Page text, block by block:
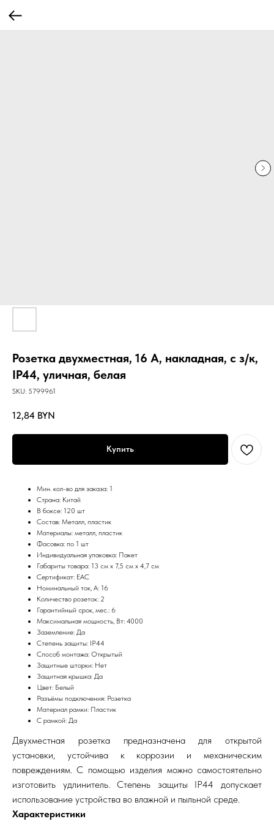
Розетка двухместная, 16 А, накладная, с з/к,
IP44, уличная, белая
SKU: 5799961
12,84 BYN
Купить
Мин. кол-во для заказа: 1
Страна: Китай
В боксе: 120 шт
Состав: Металл, пластик
Материалы: металл, пластик
Фасовка: по 1 шт
Индивидуальная упаковка: Пакет
Габариты товара: 13 см x 7,5 см x 4,7 см
Сертификат: ЕАС
Номинальный ток, А: 16
Количество розеток: 2
Гарантийный срок, мес.: 6
Максимальная мощность, Вт: 4000
Заземление: Да
Степень защиты: IP44
Способ монтажа: Открытый
Защитные шторки: Нет
Защитная крышка: Да
Цвет: Белый
Разъёмы подключения: Розетка
Материал рамки: Пластик
С рамкой: Да
Двухместная розетка предназначена для открытой
установки, устойчива к коррозии и механическим
повреждениям. С помощью изделия можно самостоятельно
изготовить удлинитель. Степень защиты IP44 допускает
использование устройства во влажной и пыльной среде.
Характеристики